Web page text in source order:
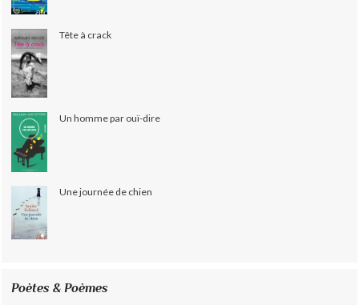
Tête à crack
Un homme par ouï-dire
Une journée de chien
Poètes & Poèmes